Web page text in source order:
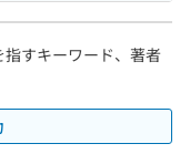
すキーワード、著者